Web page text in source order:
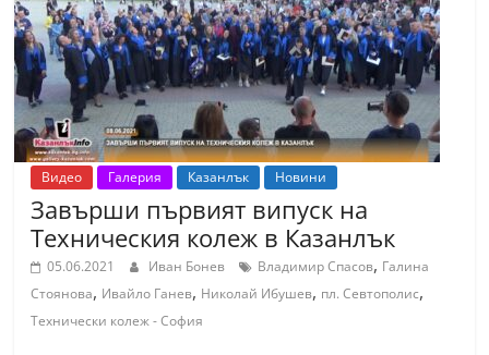
r
y
k
a
z
a
n
l
a
k
Видео Галерия Казанлък Новини
Завърши първият випуск на
Техническия колеж в Казанлък
05.06.2021 Иван Бонев Владимир Спасов, Галина
Стоянова, Ивайло Ганев, Николай Ибушев, пл. Севтополис,
Технически колеж - София